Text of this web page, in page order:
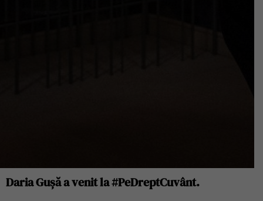
Daria Gușă a venit la #PeDreptCuvânt.